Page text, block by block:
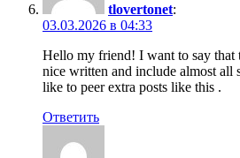
tlovertonet:
03.03.2026 в 04:33
Hello my friend! I want to say that
nice written and include almost
like to peer extra posts like this .
Ответить